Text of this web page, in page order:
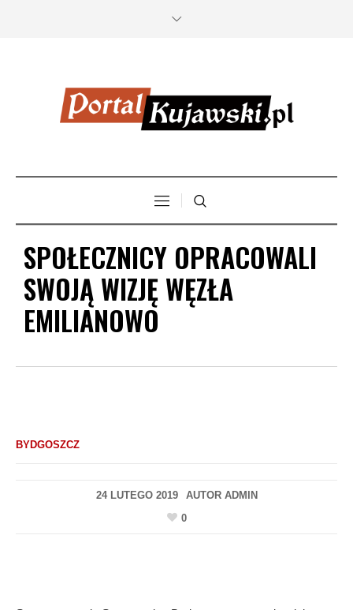
SPOŁECZNICY OPRACOWALI
SWOJĄ WIZJĘ WĘZŁA
EMILIANOWO
BYDGOSZCZ
24 LUTEGO 2019 AUTOR ADMIN
0